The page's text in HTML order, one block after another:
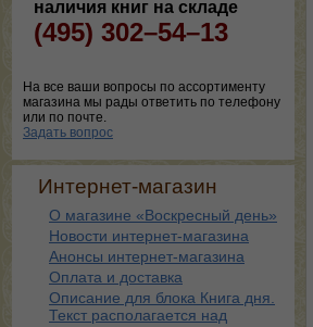
наличия книг на складе
(495) 302–54–13
На все ваши вопросы по ассортименту
магазина мы рады ответить по телефону
или по почте.
Задать вопрос
Интернет-магазин
О магазине «Воскресный день»
Новости интернет-магазина
Анонсы интернет-магазина
Оплата и доставка
Описание для блока Книга дня.
Текст располагается над